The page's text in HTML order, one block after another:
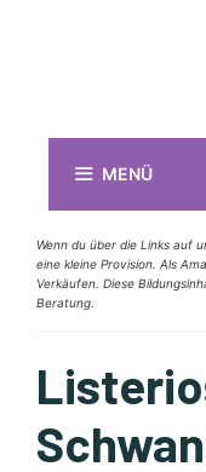
MENÜ
Wenn du über die Links auf
eine kleine Provision. Als
Verkäufen. Diese
Beratung.